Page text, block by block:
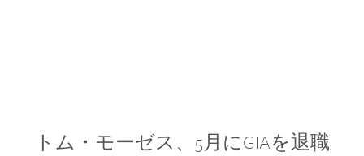
トム・モーゼス、5月にGIAを退職